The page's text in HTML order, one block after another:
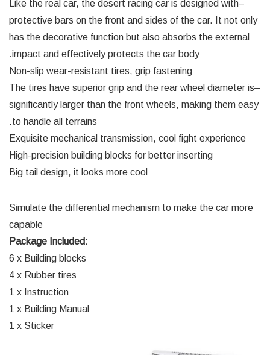
–Like the real car, the desert racing car is designed with
protective bars on the front and sides of the car. It not only
has the decorative function but also absorbs the external
impact and effectively protects the car body.
Non-slip wear-resistant tires, grip fastening
–The tires have superior grip and the rear wheel diameter is
significantly larger than the front wheels, making them easy
to handle all terrains.
Exquisite mechanical transmission, cool fight experience
High-precision building blocks for better inserting
Big tail design, it looks more cool
Simulate the differential mechanism to make the car more
capable
Package Included:
6 x Building blocks
4 x Rubber tires
1 x Instruction
1 x Building Manual
1 x Sticker